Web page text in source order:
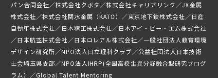
パン合同会社／株式会社クボタ／株式会社キャリアリンク／JX金属
株式会社／株式会社関水金属（KATO）／東京地下鉄株式会社／日産
自動車株式会社／日本精工株式会社／日本アイ・ビー・エム株式会社
／日本航空株式会社／日本ロレアル株式会社／一般社団法人教育環境
デザイン研究所／NPO法人日立理科クラブ／公益社団法人日本技術
士会埼玉県支部／NPO法人IHRP(全国高校生異分野融合型研究プログ
ラム）／Global Talent Mentoring